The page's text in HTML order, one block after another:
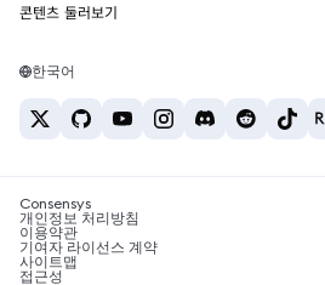
웹3 서비스
고객 지원
채용
테더 가격
USDT를 INR로 환전
BTC를 INR로 환전
ETH를 USDT로 환전
ETH 매수
USDT 매수
SHIB 매수
BNB 매수
콘텐츠 둘러보기
솔라나 지갑
암호화폐 세금 뉴스
암호화폐 매수 방법
한국어
Consensys
개인정보 처리방침
이용약관
기여자 라이선스 계약
사이트맵
접근성